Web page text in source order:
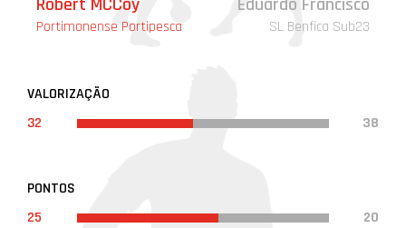
Portimonense Portipesca SL Benfica Sub23
VALORIZAÇÃO
32
38
PONTOS
25
20